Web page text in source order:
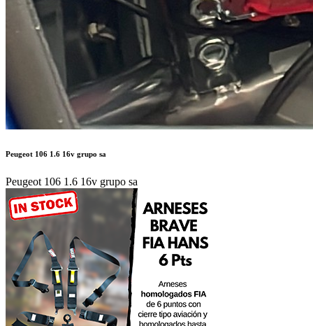
Peugeot 106 1.6 16v grupo sa
Peugeot 106 1.6 16v grupo sa